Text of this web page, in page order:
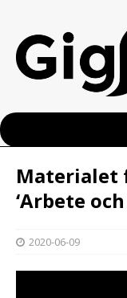
Materialet
‘Arbete
2020-06-09